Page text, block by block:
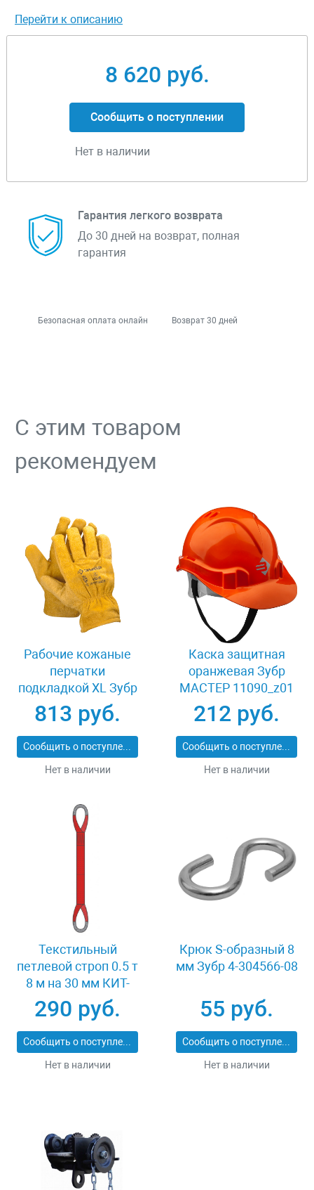
Перейти к описанию
8 620 руб.
Сообщить о поступлении
Нет в наличии
Гарантия легкого возврата
До 30 дней на возврат, полная
гарантия
Безопасная оплата онлайн Возврат 30 дней
С этим товаром
рекомендуем
Рабочие кожаные
перчатки
подкладкой XL Зубр
МАСТЕР 1135-XL
813 руб.
Сообщить о поступлении
Нет в наличии
Каска защитная
оранжевая Зубр
МАСТЕР 11090_z01
212 руб.
Сообщить о поступлении
Нет в наличии
Текстильный
петлевой строп 0.5 т
8 м на 30 мм КИТ-
СТП-0.5-8
290 руб.
Сообщить о поступлении
Нет в наличии
Крюк S-образный 8
мм Зубр 4-304566-08
55 руб.
Сообщить о поступлении
Нет в наличии